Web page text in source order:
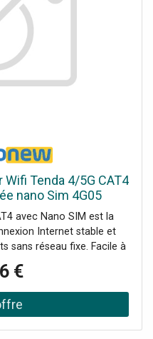
Tenda 4/5G CAT4
nano Sim 4G05
avec Nano SIM est la
Internet stable et
sans réseau fixe. Facile à
utilisation domestique,
les caractéristiques
: 2,4 GHz Vitesse Wi-Fi
: jusqu'à 150 Mbps Prise
€